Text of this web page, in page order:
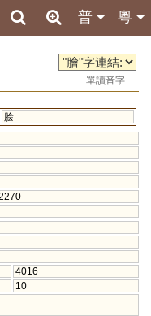
粵
普
單讀音字
脍
4016
10